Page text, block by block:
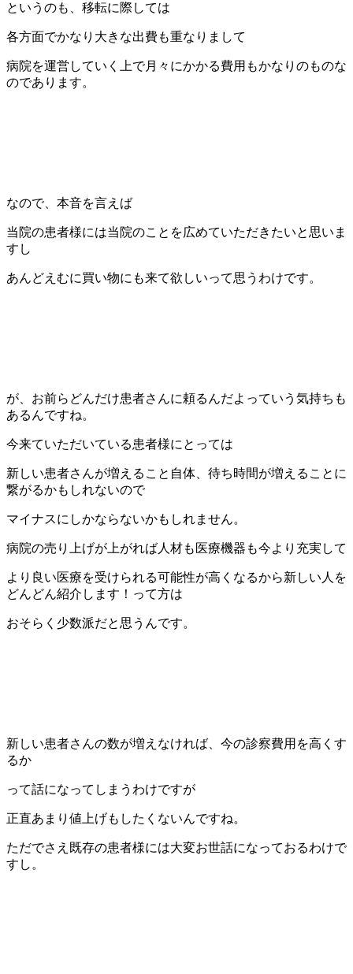
というのも、移転に際しては
各方面でかなり大きな出費も重なりまして
病院を運営していく上で月々にかかる費用もかなりのものな
のであります。
なので、本音を言えば
当院の患者様には当院のことを広めていただきたいと思いま
すし
あんどえむに買い物にも来て欲しいって思うわけです。
が、お前らどんだけ患者さんに頼るんだよっていう気持ちも
あるんですね。
今来ていただいている患者様にとっては
新しい患者さんが増えること自体、待ち時間が増えることに
繋がるかもしれないので
マイナスにしかならないかもしれません。
病院の売り上げが上がれば人材も医療機器も今より充実して
より良い医療を受けられる可能性が高くなるから新しい人を
どんどん紹介します！って方は
おそらく少数派だと思うんです。
新しい患者さんの数が増えなければ、今の診察費用を高くす
るか
って話になってしまうわけですが
正直あまり値上げもしたくないんですね。
ただでさえ既存の患者様には大変お世話になっておるわけで
すし。